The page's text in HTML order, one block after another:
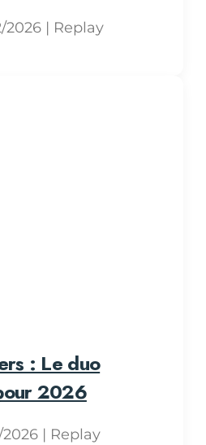
2026 | Replay
: Le duo
2026
| Replay